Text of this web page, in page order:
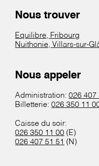
Nous trouver
Equilibre, Fribourg
Nuithonie, Villars-sur-
Nous appeler
Administration:026 407
Billetterie:026 350 11
Caisse du soir:
026 350 11 00 (E)
026 407 51 51 (N)